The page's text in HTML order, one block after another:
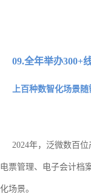
09.全年举办300+
上百种数智化场景
2024年，泛微数百
电票管理、电子会计档
化场景。